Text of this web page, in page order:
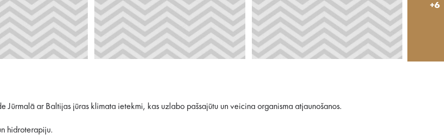
+6
Jūrmalā ar Baltijas jūras klimata ietekmi, kas uzlabo pašsajūtu un veicina organisma atjaunošanos.
hidroterapiju.